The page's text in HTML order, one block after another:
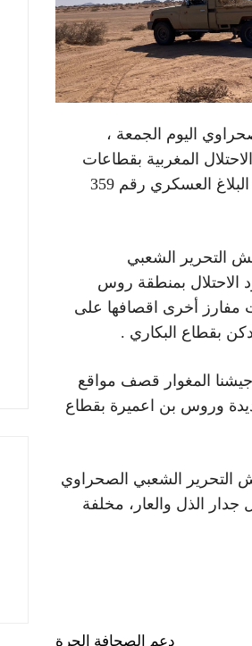
اليوم الجمعة ،
المغربية بقطاعات
البكاري والفرسية والمحبس، حسب البلاغ العسكري رقم 359
التحرير الشعبي
الاحتلال بمنطقة روس
مفارز أخرى اقصافها على
بقطاع البكاري .
المغوار قصف مواقع
وروس بن اعميرة بقطاع
التحرير الشعبي الصحراوي
الذل والعار، مخلفة
دعم الصحافة الحرة